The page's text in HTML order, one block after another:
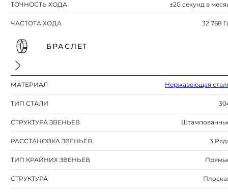
ТОЧНОСТЬ ХОДА ±20 секунд в
ЧАСТОТА ХОДА 32 768
БРАСЛЕТ
МАТЕРИАЛ Нержавеющая
ТИП СТАЛИ
СТРУКТУРА ЗВЕНЬЕВ
РАССТАНОВКА ЗВЕНЬЕВ 3
ТИП КРАЙНИХ ЗВЕНЬЕВ
СТРУКТУРА